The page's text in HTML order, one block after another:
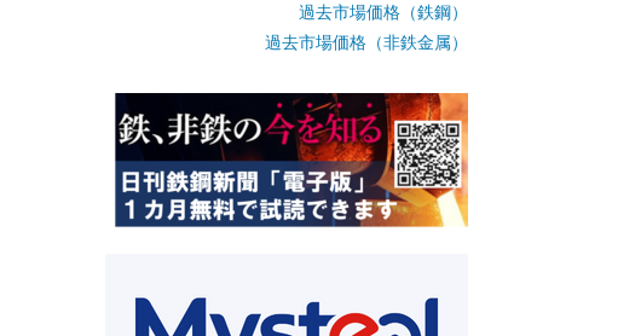
過去市場価格（鉄鋼）
過去市場価格（非鉄金属）